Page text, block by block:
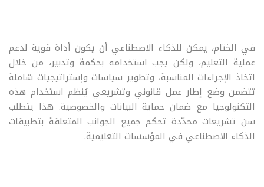
في الختام، يمكن للذكاء الاصطناعي أن يكون أداة قوية لدعم
عملية التعليم، ولكن يجب استخدامه بحكمة وتدبير، من خلال
اتخاذ الإجراءات المناسبة، وتطوير سياسات وإستراتيجيات شاملة
تتضمن وضع إطار عمل قانوني وتشريعي يُنظم استخدام هذه
التكنولوجيا مع ضمان حماية البيانات والخصوصية. هذا يتطلب
سن تشريعات محدّدة تحكم جميع الجوانب المتعلقة بتطبيقات
الذكاء الاصطناعي في المؤسسات التعليمية.